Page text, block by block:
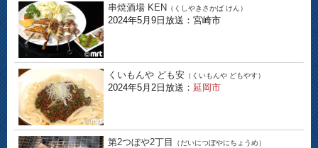
串焼酒場 KEN （くしやきさかば けん）
2024年5月9日放送：宮崎市
くいもんや ども安 （くいもんや どもやす）
2024年5月2日放送： 延岡市
第2つぼや2丁目 （だいにつぼやにちょうめ）